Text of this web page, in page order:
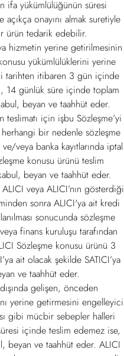
ifa yükümlülüğünün süresi
onayını almak suretiyle
ürün tedarik edebilir.
hizmetin yerine getirilmesinin
yükümlülüklerini yerine
tarihten itibaren 3 gün içinde
14 günlük süre içinde toplam
beyan ve taahhüt eder.
için işbu Sözleşme’yi
bir nedenle sözleşme
veya banka kayıtlarında iptal
konusu ürünü teslim
beyan ve taahhüt eder.
veya ALICI’nın gösterdiği
sonra ALICI'ya ait kredi
sonucunda sözleşme
finans kuruluşu tarafından
Sözleşme konusu ürünü 3
ait olacak şekilde SATICI’ya
ve taahhüt eder.
gelişen, önceden
yerine getirmesini engelleyici
gibi mücbir sebepler halleri
içinde teslim edemez ise,
beyan ve taahhüt eder. ALICI